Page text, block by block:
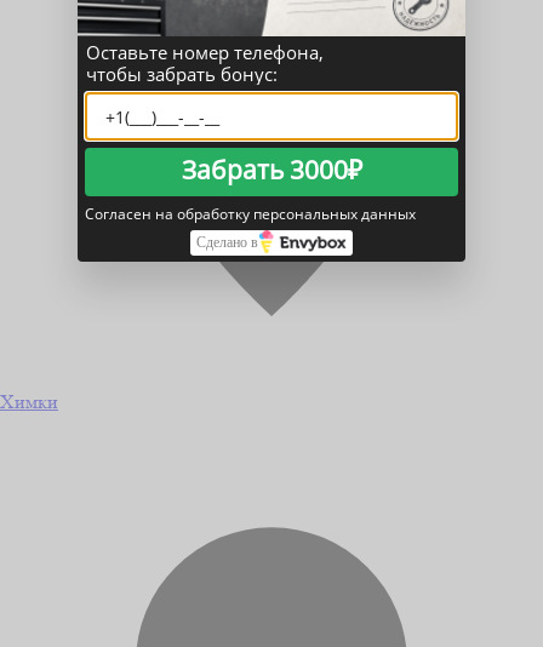
Химки
Оставьте номер телефона,
чтобы забрать бонус:
Забрать 3000₽
Согласен на обработку персональных данных
Сделано в